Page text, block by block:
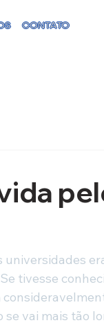
CONTATO
universidades
tivesse
se vai mais tão